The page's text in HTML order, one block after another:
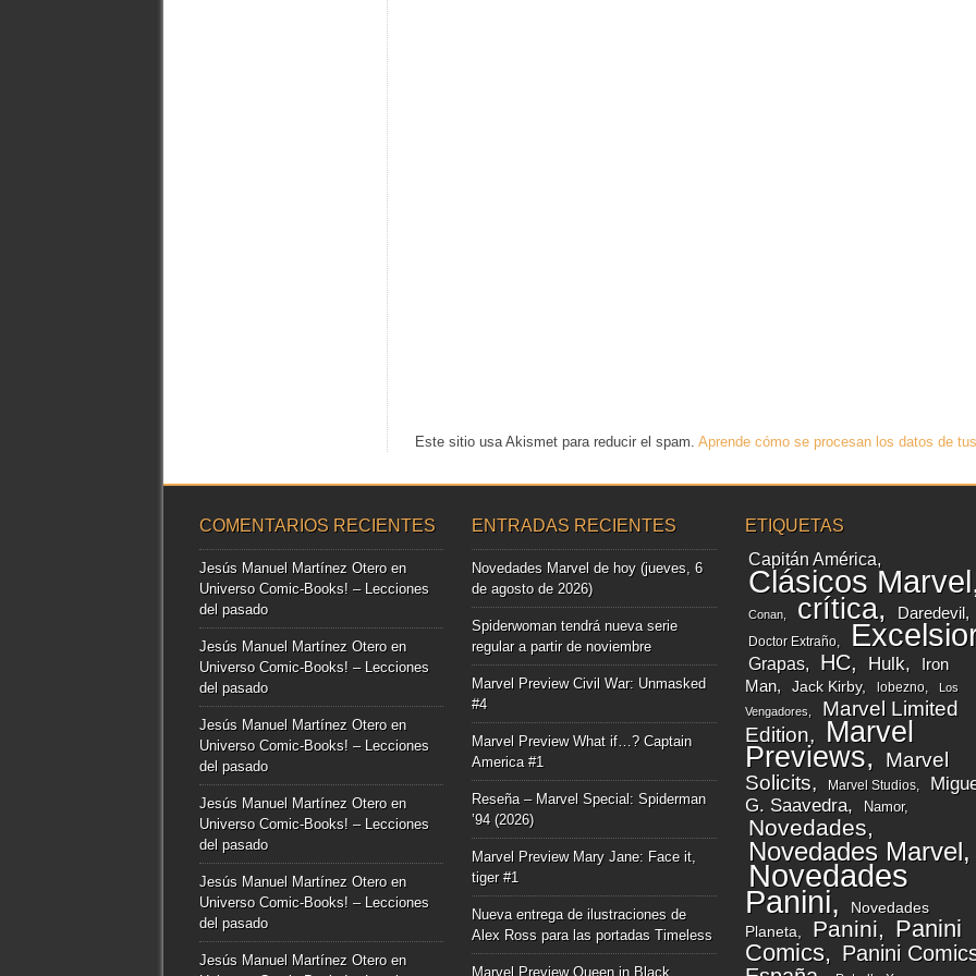
Este sitio usa Akismet para reducir el spam. Aprende cómo se procesan los datos de
COMENTARIOS RECIENTES
Jesús Manuel Martínez Oteroen
Universo Comic-Books! – Lecciones
del pasado
Jesús Manuel Martínez Oteroen
Universo Comic-Books! – Lecciones
del pasado
Jesús Manuel Martínez Oteroen
Universo Comic-Books! – Lecciones
del pasado
Jesús Manuel Martínez Oteroen
Universo Comic-Books! – Lecciones
del pasado
Jesús Manuel Martínez Oteroen
Universo Comic-Books! – Lecciones
del pasado
Jesús Manuel Martínez Oteroen
ENTRADAS RECIENTES
Novedades Marvel de hoy (jueves, 6
de agosto de 2026)
Spiderwoman tendrá nueva serie
regular a partir de noviembre
Marvel Preview Civil War: Unmasked
#4
Marvel Preview What if…? Captain
America #1
Reseña – Marvel Special: Spiderman
’94 (2026)
Marvel Preview Mary Jane: Face it,
tiger #1
Nueva entrega de ilustraciones de
Alex Ross para las portadas Timeless
Marvel Preview Queen in Black.
ETIQUETAS
Capitán América
Clásicos Marvel
Conan crítica Daredevil
Doctor Extraño Excelsior
Grapas HC Hulk
Iron
Man
Jack Kirby lobezno
Los
Vengadores
Marvel Limited
Edition
Marvel
Previews
Marvel
Solicits
Marvel Studios
G. Saavedra
Namor
Novedades
Novedades Marvel
Novedades
Panini
Novedades
Planeta
Panini
Panini
Comics
Panini